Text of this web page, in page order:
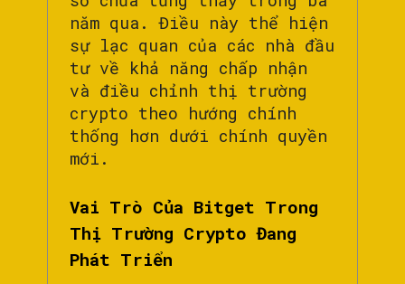
năm qua. Điều này thể hiện
sự lạc quan của các nhà đầu
tư về khả năng chấp nhận
và điều chỉnh thị trường
crypto theo hướng chính
thống hơn dưới chính quyền
mới.
Vai Trò Của Bitget Trong
Thị Trường Crypto Đang
Phát Triển